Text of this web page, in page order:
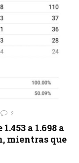
2
a 1.698 a
mientras que